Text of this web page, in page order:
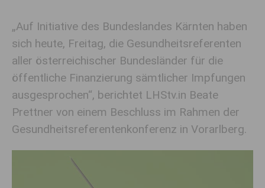
„Auf Initiative des Bundeslandes Kärnten haben
sich heute, Freitag, die Gesundheitsreferenten
aller österreichischer Bundesländer für die
öffentliche Finanzierung sämtlicher Impfungen
ausgesprochen“, berichtet LHStv.in Beate
Prettner von einem Beschluss im Rahmen der
Gesundheitsreferentenkonferenz in Vorarlberg.